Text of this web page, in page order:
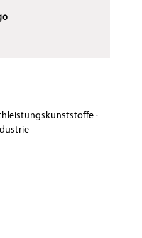
·
·